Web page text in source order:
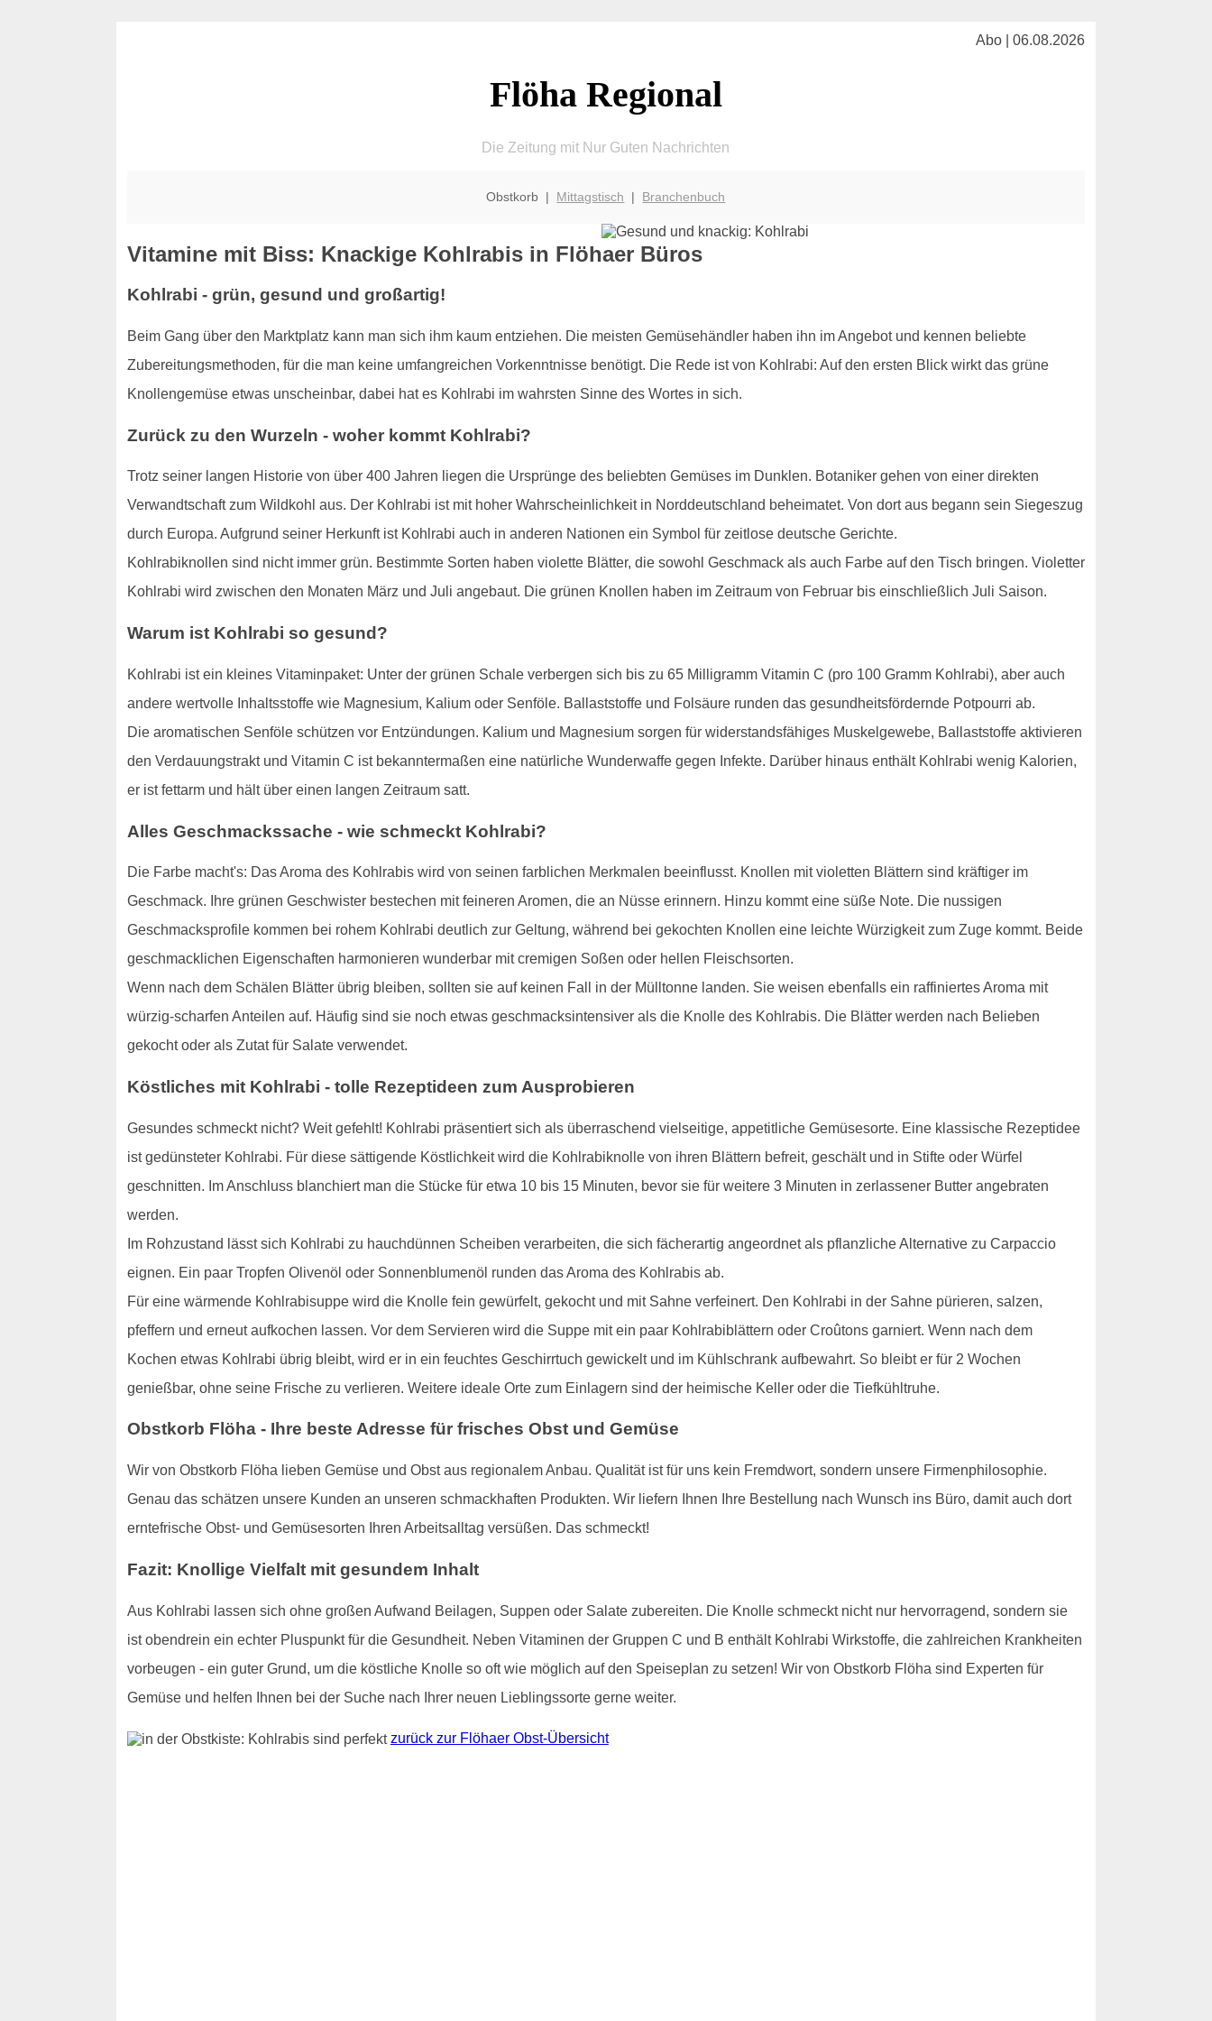
Abo | 06.08.2026
Flöha Regional
Die Zeitung mit Nur Guten Nachrichten
Obstkorb | Mittagstisch | Branchenbuch
Vitamine mit Biss: Knackige Kohlrabis in Flöhaer Büros
Kohlrabi - grün, gesund und großartig!
Beim Gang über den Marktplatz kann man sich ihm kaum entziehen. Die meisten Gemüsehändler haben ihn im Angebot und kennen beliebte
Zubereitungsmethoden, für die man keine umfangreichen Vorkenntnisse benötigt. Die Rede ist von Kohlrabi: Auf den ersten Blick wirkt das grüne
Knollengemüse etwas unscheinbar, dabei hat es Kohlrabi im wahrsten Sinne des Wortes in sich.
Zurück zu den Wurzeln - woher kommt Kohlrabi?
Trotz seiner langen Historie von über 400 Jahren liegen die Ursprünge des beliebten Gemüses im Dunklen. Botaniker gehen von einer direkten
Verwandtschaft zum Wildkohl aus. Der Kohlrabi ist mit hoher Wahrscheinlichkeit in Norddeutschland beheimatet. Von dort aus begann sein Siegeszug
durch Europa. Aufgrund seiner Herkunft ist Kohlrabi auch in anderen Nationen ein Symbol für zeitlose deutsche Gerichte.
Kohlrabiknollen sind nicht immer grün. Bestimmte Sorten haben violette Blätter, die sowohl Geschmack als auch Farbe auf den Tisch bringen. Violetter
Kohlrabi wird zwischen den Monaten März und Juli angebaut. Die grünen Knollen haben im Zeitraum von Februar bis einschließlich Juli Saison.
Warum ist Kohlrabi so gesund?
Kohlrabi ist ein kleines Vitaminpaket: Unter der grünen Schale verbergen sich bis zu 65 Milligramm Vitamin C (pro 100 Gramm Kohlrabi), aber auch
andere wertvolle Inhaltsstoffe wie Magnesium, Kalium oder Senföle. Ballaststoffe und Folsäure runden das gesundheitsfördernde Potpourri ab.
Die aromatischen Senföle schützen vor Entzündungen. Kalium und Magnesium sorgen für widerstandsfähiges Muskelgewebe, Ballaststoffe aktivieren
den Verdauungstrakt und Vitamin C ist bekanntermaßen eine natürliche Wunderwaffe gegen Infekte. Darüber hinaus enthält Kohlrabi wenig Kalorien,
er ist fettarm und hält über einen langen Zeitraum satt.
Alles Geschmackssache - wie schmeckt Kohlrabi?
Die Farbe macht's: Das Aroma des Kohlrabis wird von seinen farblichen Merkmalen beeinflusst. Knollen mit violetten Blättern sind kräftiger im
Geschmack. Ihre grünen Geschwister bestechen mit feineren Aromen, die an Nüsse erinnern. Hinzu kommt eine süße Note. Die nussigen
Geschmacksprofile kommen bei rohem Kohlrabi deutlich zur Geltung, während bei gekochten Knollen eine leichte Würzigkeit zum Zuge kommt. Beide
geschmacklichen Eigenschaften harmonieren wunderbar mit cremigen Soßen oder hellen Fleischsorten.
Wenn nach dem Schälen Blätter übrig bleiben, sollten sie auf keinen Fall in der Mülltonne landen. Sie weisen ebenfalls ein raffiniertes Aroma mit
würzig-scharfen Anteilen auf. Häufig sind sie noch etwas geschmacksintensiver als die Knolle des Kohlrabis. Die Blätter werden nach Belieben
gekocht oder als Zutat für Salate verwendet.
Köstliches mit Kohlrabi - tolle Rezeptideen zum Ausprobieren
Gesundes schmeckt nicht? Weit gefehlt! Kohlrabi präsentiert sich als überraschend vielseitige, appetitliche Gemüsesorte. Eine klassische Rezeptidee
ist gedünsteter Kohlrabi. Für diese sättigende Köstlichkeit wird die Kohlrabiknolle von ihren Blättern befreit, geschält und in Stifte oder Würfel
geschnitten. Im Anschluss blanchiert man die Stücke für etwa 10 bis 15 Minuten, bevor sie für weitere 3 Minuten in zerlassener Butter angebraten
werden.
Im Rohzustand lässt sich Kohlrabi zu hauchdünnen Scheiben verarbeiten, die sich fächerartig angeordnet als pflanzliche Alternative zu Carpaccio
eignen. Ein paar Tropfen Olivenöl oder Sonnenblumenöl runden das Aroma des Kohlrabis ab.
Für eine wärmende Kohlrabisuppe wird die Knolle fein gewürfelt, gekocht und mit Sahne verfeinert. Den Kohlrabi in der Sahne pürieren, salzen,
pfeffern und erneut aufkochen lassen. Vor dem Servieren wird die Suppe mit ein paar Kohlrabiblättern oder Croûtons garniert. Wenn nach dem
Kochen etwas Kohlrabi übrig bleibt, wird er in ein feuchtes Geschirrtuch gewickelt und im Kühlschrank aufbewahrt. So bleibt er für 2 Wochen
genießbar, ohne seine Frische zu verlieren. Weitere ideale Orte zum Einlagern sind der heimische Keller oder die Tiefkühltruhe.
Obstkorb Flöha - Ihre beste Adresse für frisches Obst und Gemüse
Wir von Obstkorb Flöha lieben Gemüse und Obst aus regionalem Anbau. Qualität ist für uns kein Fremdwort, sondern unsere Firmenphilosophie.
Genau das schätzen unsere Kunden an unseren schmackhaften Produkten. Wir liefern Ihnen Ihre Bestellung nach Wunsch ins Büro, damit auch dort
erntefrische Obst- und Gemüsesorten Ihren Arbeitsalltag versüßen. Das schmeckt!
Fazit: Knollige Vielfalt mit gesundem Inhalt
Aus Kohlrabi lassen sich ohne großen Aufwand Beilagen, Suppen oder Salate zubereiten. Die Knolle schmeckt nicht nur hervorragend, sondern sie
ist obendrein ein echter Pluspunkt für die Gesundheit. Neben Vitaminen der Gruppen C und B enthält Kohlrabi Wirkstoffe, die zahlreichen Krankheiten
vorbeugen - ein guter Grund, um die köstliche Knolle so oft wie möglich auf den Speiseplan zu setzen! Wir von Obstkorb Flöha sind Experten für
Gemüse und helfen Ihnen bei der Suche nach Ihrer neuen Lieblingssorte gerne weiter.
zurück zur Flöhaer Obst-Übersicht